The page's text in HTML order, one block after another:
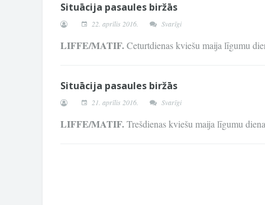
Situācija pasaules biržās
22. aprīlis 2016. Svarīgi
LIFFE/MATIF.Ceturtdienas kviešu maija līgumu
Situācija pasaules biržās
21. aprīlis 2016. Svarīgi
LIFFE/MATIF.Trešdienas kviešu maija līgumu